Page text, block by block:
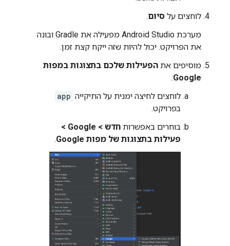
לוחצים על סיום.
מערכת Android Studio מפעילה את Gradle ובונה
את הפרויקט. יכול להיות שזה ייקח קצת זמן.
מוסיפים את הפעילות שלכם בתצוגות במפות
Google
:
לוחצים לחיצה ימנית על התיקייה app
בפרויקט.
בוחרים באפשרות
חדש > Google >
פעילות בתצוגות של מפות Google
.